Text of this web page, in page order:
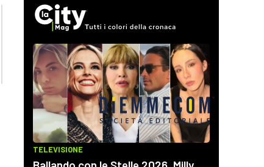
lacplay.it
lactv.it
lacapitalenews.it
ilvibonese.it
catanzarochannel.it